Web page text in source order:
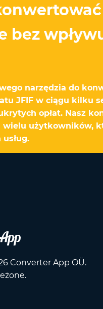
bez
narzędzia do
JFIF w ciągu kilku
opłat. Nasz
wielu użytkowników,
Converter App OÜ.